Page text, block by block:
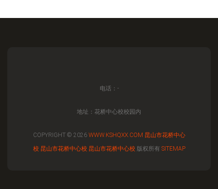
电话：-
地址：花桥中心校校园内
COPYRIGHT © 2026 WWW.KSHQXX.COM 昆山市花桥中心
校 昆山市花桥中心校 昆山市花桥中心校版权所有 SITEMAP